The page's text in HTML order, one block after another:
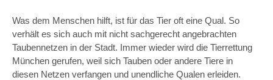
Was dem Menschen hilft, ist für das Tier oft eine Qual. So
verhält es sich auch mit nicht sachgerecht angebrachten
Taubennetzen in der Stadt. Immer wieder wird die Tierrettung
München gerufen, weil sich Tauben oder andere Tiere in
diesen Netzen verfangen und unendliche Qualen erleiden.